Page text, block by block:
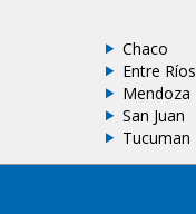
Chaco
Entre Ríos
Mendoza
San Juan
Tucuman